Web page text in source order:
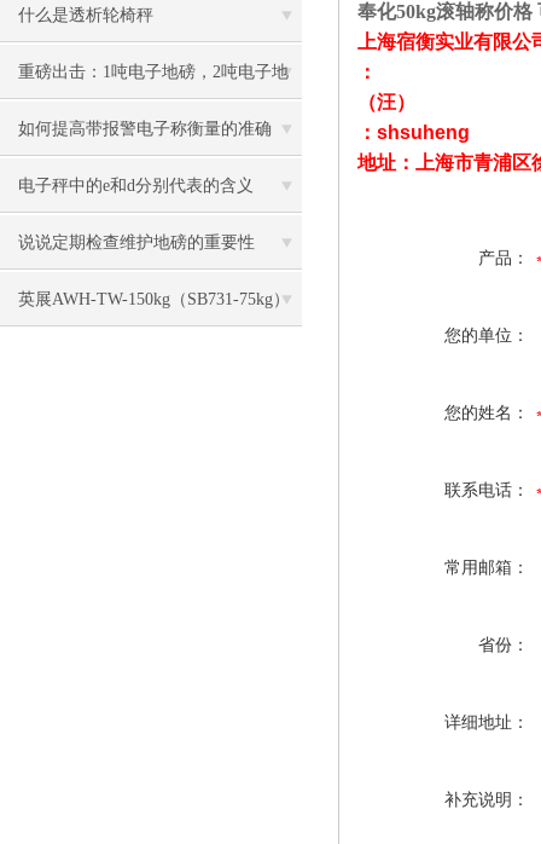
有必要
什么是透析轮椅秤
重磅出击：1吨电子地磅，2吨电子地
磅秤，3吨地磅低价狂甩
如何提高带报警电子称衡量的准确
度？
电子秤中的e和d分别代表的含义
说说定期检查维护地磅的重要性
英展AWH-TW-150kg（SB731-75kg）
奉化50kg滚轴称价格
上海宿衡实业有限公
：
（汪）
： shsuheng
地址：上海市青浦区
产品：
您的单位：
您的姓名：
联系电话：
常用邮箱：
省份：
详细地址：
补充说明：